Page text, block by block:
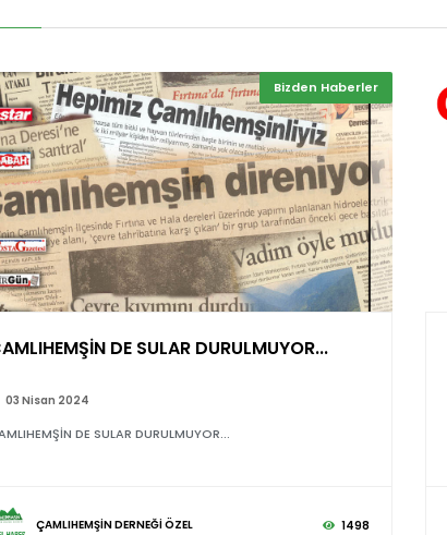
Bizden Haberler
DE SULAR DURULMUYOR...
03 Nisan 2024
DE SULAR DURULMUYOR...
ÇAMLIHEMŞİN DERNEĞİ ÖZEL 1498